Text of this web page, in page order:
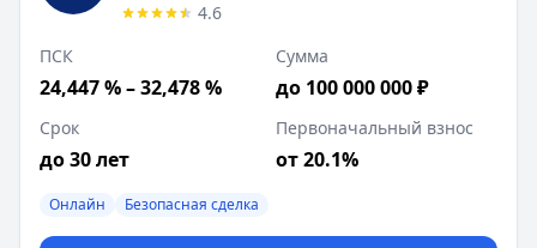
4.6
ПСК
24,447 % – 32,478 %
Сумма
до 100 000 000 ₽
Срок
до 30 лет
Первоначальный взнос
от 20.1%
Онлайн Безопасная сделка